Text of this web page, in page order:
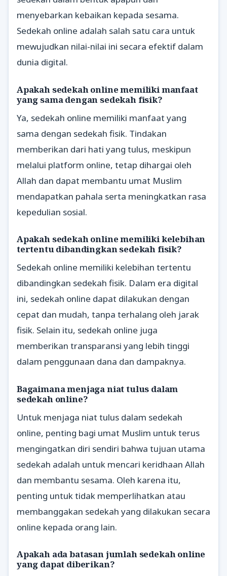
menyebarkan kebaikan kepada sesama.
Sedekah online adalah salah satu cara untuk
mewujudkan nilai-nilai ini secara efektif dalam
dunia digital.
Apakah sedekah online memiliki manfaat
yang sama dengan sedekah fisik?
Ya, sedekah online memiliki manfaat yang
sama dengan sedekah fisik. Tindakan
memberikan dari hati yang tulus, meskipun
melalui platform online, tetap dihargai oleh
Allah dan dapat membantu umat Muslim
mendapatkan pahala serta meningkatkan rasa
kepedulian sosial.
Apakah sedekah online memiliki kelebihan
tertentu dibandingkan sedekah fisik?
Sedekah online memiliki kelebihan tertentu
dibandingkan sedekah fisik. Dalam era digital
ini, sedekah online dapat dilakukan dengan
cepat dan mudah, tanpa terhalang oleh jarak
fisik. Selain itu, sedekah online juga
memberikan transparansi yang lebih tinggi
dalam penggunaan dana dan dampaknya.
Bagaimana menjaga niat tulus dalam
sedekah online?
Untuk menjaga niat tulus dalam sedekah
online, penting bagi umat Muslim untuk terus
mengingatkan diri sendiri bahwa tujuan utama
sedekah adalah untuk mencari keridhaan Allah
dan membantu sesama. Oleh karena itu,
penting untuk tidak memperlihatkan atau
membanggakan sedekah yang dilakukan secara
online kepada orang lain.
Apakah ada batasan jumlah sedekah online
yang dapat diberikan?